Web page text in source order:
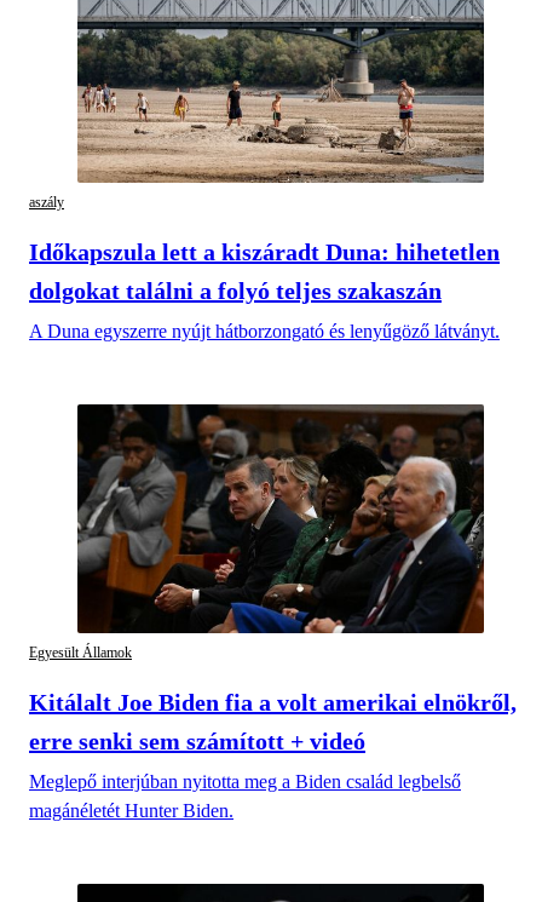
aszály
Időkapszula lett a kiszáradt Duna: hihetetlen
dolgokat találni a folyó teljes szakaszán
A Duna egyszerre nyújt hátborzongató és lenyűgöző látványt.
Egyesült Államok
Kitálalt Joe Biden fia a volt amerikai elnökről,
erre senki sem számított + videó
Meglepő interjúban nyitotta meg a Biden család legbelső
magánéletét Hunter Biden.